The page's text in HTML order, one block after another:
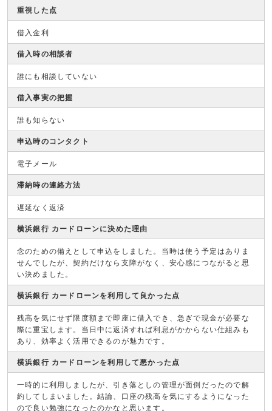
重視した点
借入金利
借入時の相談者
誰にも相談していない
借入事実の把握
誰も知らない
申込時のコンタクト
電子メール
滞納時の連絡方法
遅延なく返済
横浜銀行 カードローンに決めた理由
念のための備えとして申込をしました。当時は使う予定はありま
せんでしたが、契約だけなら支障がなく、安心感につながると思
い決めました。
横浜銀行 カードローンを利用して良かった点
残高を気にせず限度額まで即座に借入でき、急ぎで現金が必要な
際に重宝します。当日中に返済すれば利息がかからない仕組みも
あり、効率よく活用できるのが魅力です。
横浜銀行 カードローンを利用して悪かった点
一時的に利用しましたが、引き落としの管理が面倒だったので解
約してしまいました。結論、口座の残高を気にするようになった
ので良い勉強になったのかなと思います。